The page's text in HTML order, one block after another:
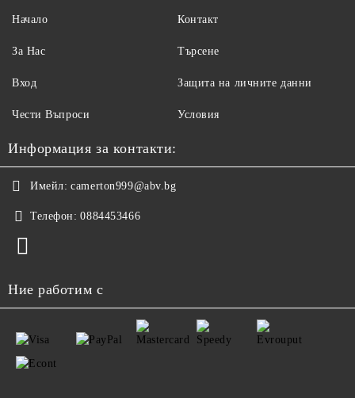
Начало
За Нас
Вход
Чести Въпроси
Контакт
Търсене
Защита на личните данни
Условия
Информация за контакти:
Имейл: camerton999@abv.bg
Телефон: 0884453466
Ние работим с